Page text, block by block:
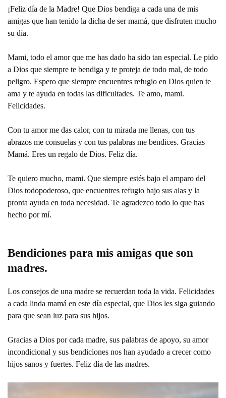
¡Feliz día de la Madre! Que Dios bendiga a cada una de mis
amigas que han tenido la dicha de ser mamá, que disfruten mucho
su día.
Mami, todo el amor que me has dado ha sido tan especial. Le pido
a Dios que siempre te bendiga y te proteja de todo mal, de todo
peligro. Espero que siempre encuentres refugio en Dios quien te
ama y te ayuda en todas las dificultades. Te amo, mami.
Felicidades.
Con tu amor me das calor, con tu mirada me llenas, con tus
abrazos me consuelas y con tus palabras me bendices. Gracias
Mamá. Eres un regalo de Dios. Feliz día.
Te quiero mucho, mami. Que siempre estés bajo el amparo del
Dios todopoderoso, que encuentres refugio bajo sus alas y la
pronta ayuda en toda necesidad. Te agradezco todo lo que has
hecho por mí.
Bendiciones para mis amigas que son
madres.
Los consejos de una madre se recuerdan toda la vida. Felicidades
a cada linda mamá en este día especial, que Dios les siga guiando
para que sean luz para sus hijos.
Gracias a Dios por cada madre, sus palabras de apoyo, su amor
incondicional y sus bendiciones nos han ayudado a crecer como
hijos sanos y fuertes. Feliz día de las madres.